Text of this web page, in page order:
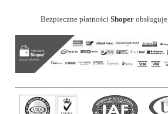
Bezpieczne płatności Shoperobsługuje